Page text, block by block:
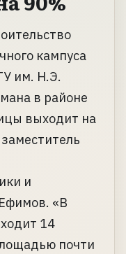
кампуса
им. Н.Э.
в районе
выходит на
и
«В
14
почти